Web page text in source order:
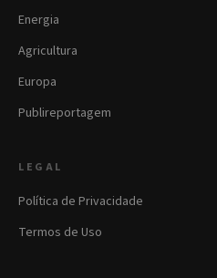
Energia
Agricultura
Europa
Publireportagem
LEGAL
Política de Privacidade
Termos de Uso